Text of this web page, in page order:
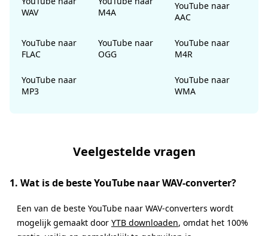
WAV
M4A
YouTube naar
AAC
YouTube naar
FLAC
YouTube naar
OGG
YouTube naar
M4R
YouTube naar
MP3
YouTube naar
WMA
Veelgestelde vragen
1. Wat is de beste YouTube naar WAV-converter?
Een van de beste YouTube naar WAV-converters wordt
mogelijk gemaakt door YTB ​​downloaden, omdat het 100%